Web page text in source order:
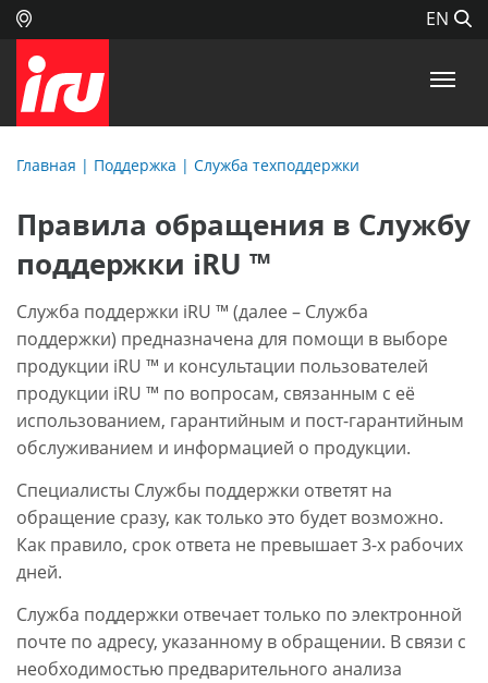
EN
Главная | Поддержка | Служба техподдержки
Правила обращения в Службу
поддержки iRU ™
Служба поддержки iRU ™ (далее – Служба
поддержки) предназначена для помощи в выборе
продукции iRU ™ и консультации пользователей
продукции iRU ™ по вопросам, связанным с её
использованием, гарантийным и пост-гарантийным
обслуживанием и информацией о продукции.
Специалисты Службы поддержки ответят на
обращение сразу, как только это будет возможно.
Как правило, срок ответа не превышает 3-х рабочих
дней.
Служба поддержки отвечает только по электронной
почте по адресу, указанному в обращении. В связи с
необходимостью предварительного анализа